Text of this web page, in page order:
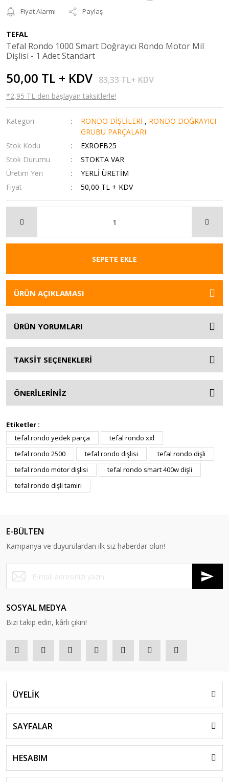
Fiyat Alarmı
Paylaş
TEFAL
Tefal Rondo 1000 Smart Doğrayıcı Rondo Motor Mil
Dişlisi - 1 Adet Standart
50,00 TL + KDV 83,33 TL+ KDV
*2,95 TL den başlayan taksitlerle!
Kategori RONDO DİŞLİLERİ , RONDO DOĞRAYICI
GRUBU PARÇALARI
Stok Kodu
EXROFB25
Stok Durumu
STOKTA VAR
Üretim Yeri
YERLİ ÜRETİM
Fiyat
50,00 TL + KDV
SEPETE EKLE
ÜRÜN AÇIKLAMASI
ÜRÜN YORUMLARI
TAKSİT SEÇENEKLERİ
ÖNERİLERİNİZ
Etiketler :
tefal rondo yedek parça
tefal rondo xxl
tefal rondo 2500
tefal rondo dişlisi
tefal rondo dişli
tefal rondo motor dişlisi
tefal rondo smart 400w dişli
tefal rondo dişli tamiri
E-BÜLTEN
Kampanya ve duyurulardan ilk siz haberdar olun!
SOSYAL MEDYA
Bizi takip edin, kârlı çıkın!
ÜYELİK
SAYFALAR
HESABIM